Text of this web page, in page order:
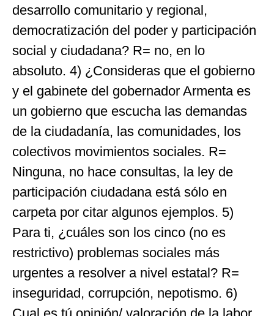
desarrollo comunitario y regional,
democratización del poder y participación
social y ciudadana? R= no, en lo
absoluto. 4) ¿Consideras que el gobierno
y el gabinete del gobernador Armenta es
un gobierno que escucha las demandas
de la ciudadanía, las comunidades, los
colectivos movimientos sociales. R=
Ninguna, no hace consultas, la ley de
participación ciudadana está sólo en
carpeta por citar algunos ejemplos. 5)
Para ti, ¿cuáles son los cinco (no es
restrictivo) problemas sociales más
urgentes a resolver a nivel estatal? R=
inseguridad, corrupción, nepotismo. 6)